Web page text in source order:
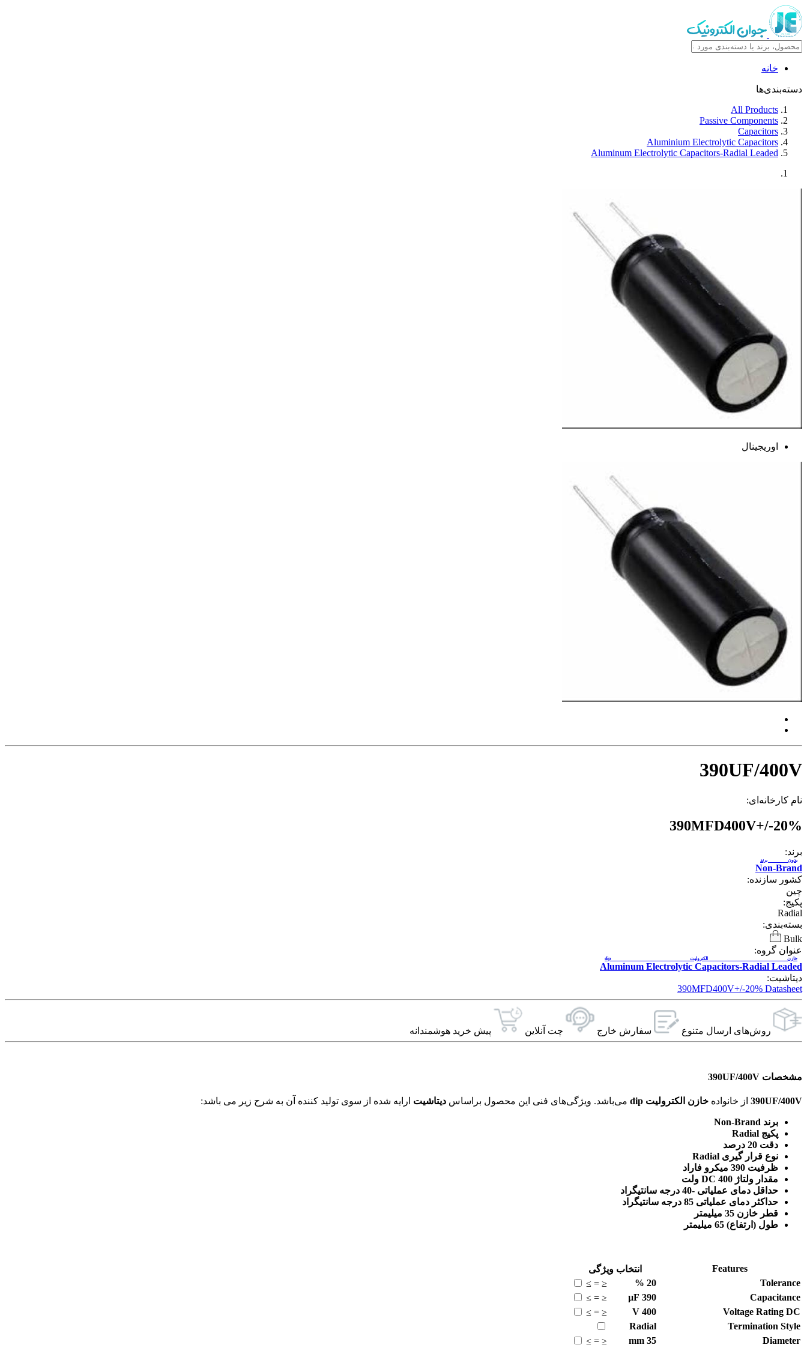
خانه
دسته‌بندی‌ها
All Products
Passive Components
Capacitors
Aluminium Electrolytic Capacitors
Aluminum Electrolytic Capacitors-Radial Leaded
اوریجینال
390UF/400V
نام کارخانه‌ای:
390MFD400V+/-20%
برند:
Non-Brand
بدون برند
کشور سازنده:
چین
پکیج:
Radial
بسته‌بندی:
Bulk
عنوان گروه:
Aluminum Electrolytic Capacitors-Radial Leaded
خازن الکترولیت dip
دیتاشیت:
390MFD400V+/-20% Datasheet
روش‌های ارسال‌ متنوع سفارش خارج چت آنلاین پیش خرید هوشمندانه
مشخصات 390UF/400V
390UF/400V از خانواده خازن الکترولیت dip دیتاشیت ارایه شده از سوی تولید کننده آن به شرح زیر می باشد:
برند Non-Brand
پکیج Radial
دقت 20 درصد
نوع قرار گیری Radial
ظرفیت 390 میکرو فاراد
مقدار ولتاژ DC 400 ولت
حداقل دمای عملیاتی -40 درجه سانتیگراد
حداکثر دمای عملیاتی 85 درجه سانتیگراد
قطر خازن 35 میلیمتر
طول (ارتفاع) 65 میلیمتر
Features
انتخاب ویژگی
Tolerance
20
%
≤
=
≥
Capacitance
390
µF
≤
=
≥
Voltage Rating DC
400
V
≤
=
≥
Termination Style
Radial
Diameter
35
mm
≤
=
≥